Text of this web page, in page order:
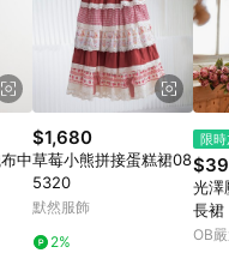
中
$1,680
草莓小熊拼接蛋糕裙08
5320
默然服飾
2%
限
光澤
長裙
OB